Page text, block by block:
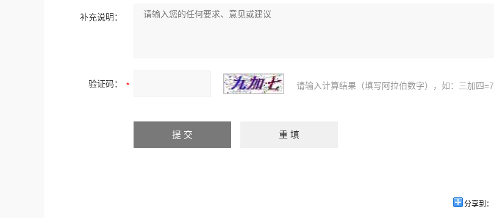
补充说明：
验证码： 请输入计算结果（填写阿拉伯数字），如：三加四=7
分享到：